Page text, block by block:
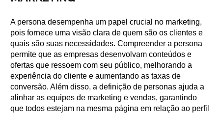
A persona desempenha um papel crucial no marketing,
pois fornece uma visão clara de quem são os clientes e
quais são suas necessidades. Compreender a persona
permite que as empresas desenvolvam conteúdos e
ofertas que ressoem com seu público, melhorando a
experiência do cliente e aumentando as taxas de
conversão. Além disso, a definição de personas ajuda a
alinhar as equipes de marketing e vendas, garantindo
que todos estejam na mesma página em relação ao perfil